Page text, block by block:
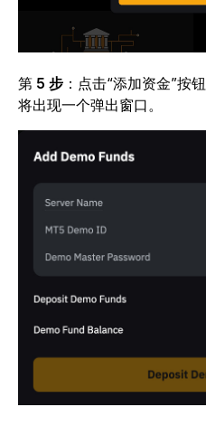
第 5 步 ：点击“添加资金”按
将出现一个弹出窗口。